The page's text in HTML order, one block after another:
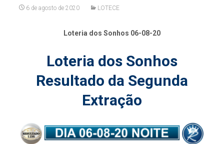
6 de agosto de 2020 LOTECE
Loteria dos Sonhos 06-08-20
Loteria dos Sonhos
Resultado da Segunda
Extração